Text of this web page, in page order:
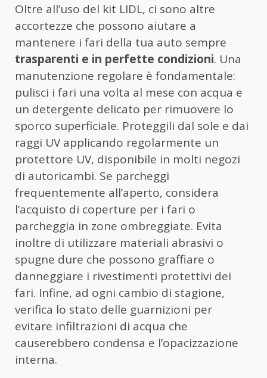
Oltre all’uso del kit LIDL, ci sono altre
accortezze che possono aiutare a
mantenere i fari della tua auto sempre
trasparenti e in perfette condizioni. Una
manutenzione regolare è fondamentale:
pulisci i fari una volta al mese con acqua e
un detergente delicato per rimuovere lo
sporco superficiale. Proteggili dal sole e dai
raggi UV applicando regolarmente un
protettore UV, disponibile in molti negozi
di autoricambi. Se parcheggi
frequentemente all’aperto, considera
l’acquisto di coperture per i fari o
parcheggia in zone ombreggiate. Evita
inoltre di utilizzare materiali abrasivi o
spugne dure che possono graffiare o
danneggiare i rivestimenti protettivi dei
fari. Infine, ad ogni cambio di stagione,
verifica lo stato delle guarnizioni per
evitare infiltrazioni di acqua che
causerebbero condensa e l’opacizzazione
interna.